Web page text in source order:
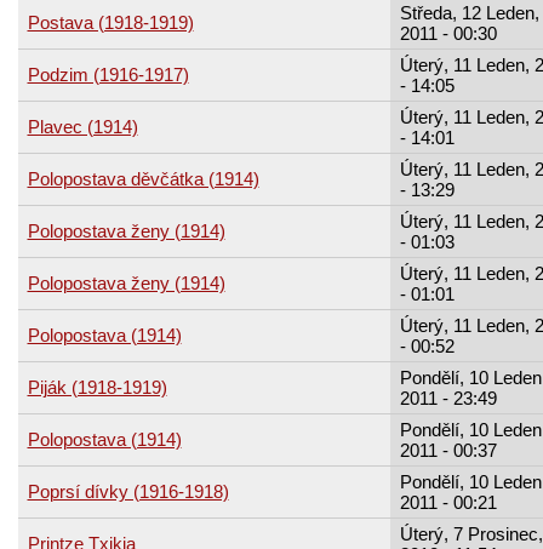
Postava (1918-1919)
Středa, 12 Leden,
2011 - 00:30
Podzim (1916-1917)
Úterý, 11 Leden,
- 14:05
Plavec (1914)
Úterý, 11 Leden,
- 14:01
Polopostava děvčátka (1914)
Úterý, 11 Leden,
- 13:29
Polopostava ženy (1914)
Úterý, 11 Leden,
- 01:03
Polopostava ženy (1914)
Úterý, 11 Leden,
- 01:01
Polopostava (1914)
Úterý, 11 Leden,
- 00:52
Piják (1918-1919)
Pondělí, 10
2011 - 23:49
Polopostava (1914)
Pondělí, 10
2011 - 00:37
Poprsí dívky (1916-1918)
Pondělí, 10
2011 - 00:21
Printze Txikia
Úterý, 7 Prosinec,